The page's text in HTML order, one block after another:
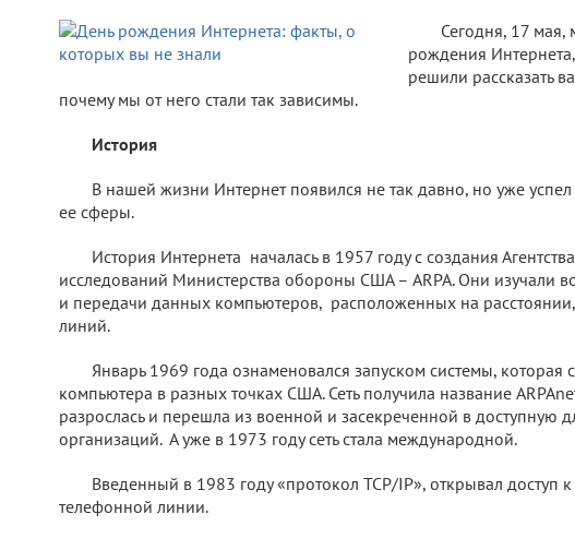
Сегодня, 17
рождения
решили рассказать
почему мы от него стали так зависимы.
История
В нашей жизни Интернет появился не так давно, но уже успел
ее сферы.
История Интернета началась в 1957 году с создания
исследований Министерства обороны США – ARPA. Они изучали
и передачи данных компьютеров, расположенных на
линий.
Январь 1969 года ознаменовался запуском системы, которая
компьютера в разных точках США. Сеть получила название
разрослась и перешла из военной и засекреченной в доступную
организаций. А уже в 1973 году сеть стала международной.
Введенный в 1983 году «протокол TCP/IP», открывал доступ
телефонной линии.